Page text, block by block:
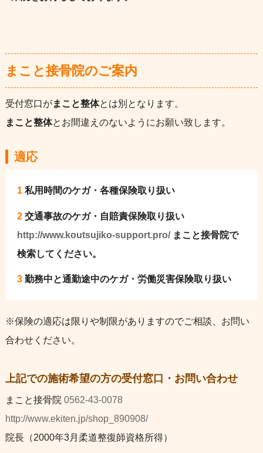
まこと接骨院のご案内
受付窓口がまこと整体とは別となります。
まこと整体とお間違えのないようにお願い致します。
適応
1私用時間のケガ・各種保険取り扱い
2交通事故のケガ・自賠責保険取り扱い
http://www.koutsujiko-support.pro/まこと接骨院で
検索してください。
3勤務中と通勤途中のケガ・労働災害保険取り扱い
※保険の適応は限りや制限がありますのでご相談、お問い
合わせください。
上記での施術希望の方の受付窓口・お問い合わせ
まこと接骨院 0562-43-0078
http://www.ekiten.jp/shop_890908/
院長（2000年3月柔道整復師資格所得）